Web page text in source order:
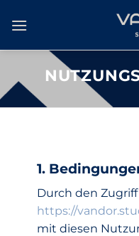
Inhalt
1.
Durch den
https://
mit diesen